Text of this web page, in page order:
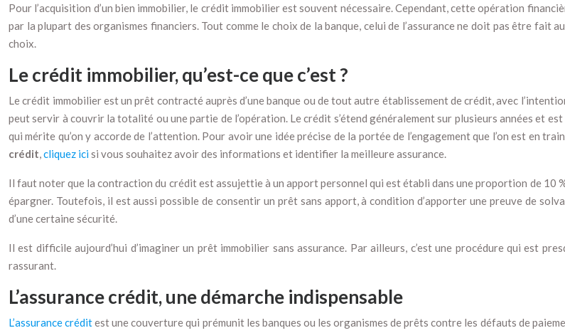
Pour l’acquisition d’un bien immobilier, le crédit immobilier est souvent nécessaire. Cependant, cette opération
par la plupart des organismes financiers. Tout comme le choix de la banque, celui de l’assurance ne doit pas être
choix.
Le crédit immobilier, qu’est-ce que c’est ?
Le crédit immobilier est un prêt contracté auprès d’une banque ou de tout autre établissement de crédit, avec
peut servir à couvrir la totalité ou une partie de l’opération. Le crédit s’étend généralement sur plusieurs années et
qui mérite qu’on y accorde de l’attention. Pour avoir une idée précise de la portée de l’engagement que l’on est en
crédit,cliquez icisi vous souhaitez avoir des informations et identifier la meilleure assurance.
Il faut noter que la contraction du crédit est assujettie à un apport personnel qui est établi dans une proportion de 10
épargner. Toutefois, il est aussi possible de consentir un prêt sans apport, à condition d’apporter une preuve de
d’une certaine sécurité.
Il est difficile aujourd’hui d’imaginer un prêt immobilier sans assurance. Par ailleurs, c’est une procédure qui est
rassurant.
L’assurance crédit, une démarche indispensable
L’assurance créditest une couverture qui prémunit les banques ou les organismes de prêts contre les défauts de